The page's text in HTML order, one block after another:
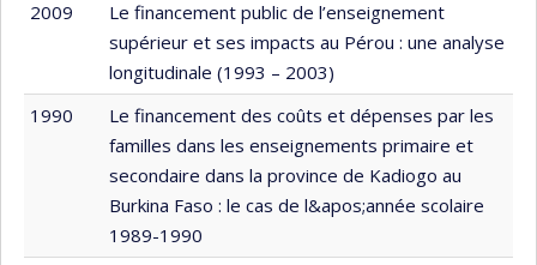
2009
Le financement public de l’enseignement
supérieur et ses impacts au Pérou : une analyse
longitudinale (1993 – 2003)
1990
Le financement des coûts et dépenses par les
familles dans les enseignements primaire et
secondaire dans la province de Kadiogo au
Burkina Faso : le cas de l&apos;année scolaire
1989-1990